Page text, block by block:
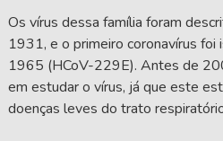
Os vírus dessa família foram
1931, e o primeiro coronavírus foi
1965 (HCoV-229E). Antes de
em estudar o vírus, já que este
doenças leves do trato